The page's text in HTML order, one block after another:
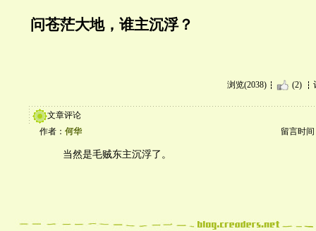
问苍茫大地，谁主沉浮？
浏览(2038) (2)
文章评论
作者： 何华 留言时间
当然是毛贼东主沉浮了。